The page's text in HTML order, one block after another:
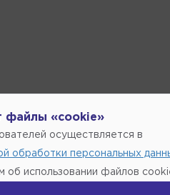
файлы «cookie»
осуществляется в
обработки персональных
об использовании файлов